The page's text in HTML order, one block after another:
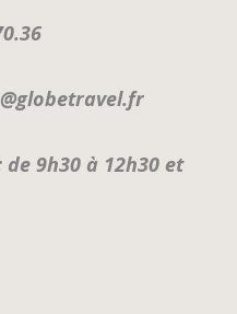
9h30 à 12h30 et